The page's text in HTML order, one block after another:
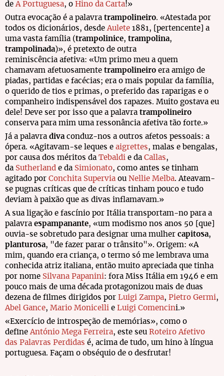
deA Portuguesa, o Hino da Carta!»
Outra evocação é a palavra trampolineiro. «Atestada por
todos os dicionários, desdeAulete 1881, [pertencente] a
uma vasta família (trampolinice, trampolina,
trampolinada)», é pretexto de outra
reminiscência afetiva: «Um primo meu a quem
chamavam afetuosamente trampolineiro era amigo de
piadas, partidas e facécias; era o mais popular da família,
o querido de tios e primas, o preferido das raparigas e o
companheiro indispensável dos rapazes. Muito gostava eu
dele! Deve ser por isso que a palavra trampolineiro
conserva para mim uma ressonância afetiva tão forte.»
Já a palavra divaconduz-nos a outros afetos pessoais: a
ópera. «Agitavam-se leques e aigrettes, malas e bengalas,
por causa dos méritos da Tebaldi e da Callas,
da Sutherland e da Simionato, como antes se tinham
agitado por Conchita Supervia ou Nellie Melba. Ateavam-
se pugnas críticas que de críticas tinham pouco e tudo
deviam à paixão que as divas inflamavam.»
A sua ligação e fascínio por Itália transportam-no para a
palavra espampanante, «um modismo nos anos 50 [que]
ouvia-se sobretudo para designar uma mulher capitosa,
planturosa, "de fazer parar o trânsito"». Origem: «A
mim, quando era criança, o termo só me lembrava uma
conhecida atriz italiana, então muito apreciada que tinha
por nome Silvana Papanini: fora Miss Itália em 1946 e em
pouco mais de uma década protagonizou mais de duas
dezena de filmes dirigidos por Luigi Zampa, Pietro Germi,
Abel Gance, Mario Monicelli e Luigi Comencini.»
«Exercício de introspeção de memórias», como o
defineAntónio Mega Ferreira, este seu Roteiro Afetivo
das Palavras Perdidas é, acima de tudo, um hino à língua
portuguesa. Façam o obséquio de o desfrutar!